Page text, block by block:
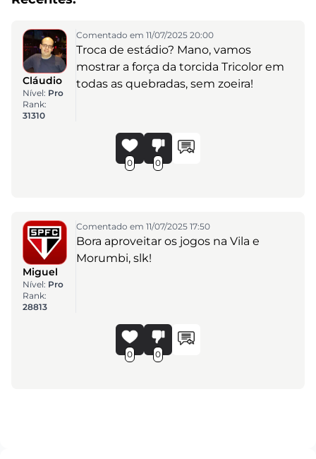
Cláudio
Nível: Pro
Rank:
31310
Comentado em 11/07/2025 20:00
Troca de estádio? Mano, vamos
mostrar a força da torcida Tricolor em
todas as quebradas, sem zoeira!
0 0
Miguel
Nível: Pro
Rank:
28813
Comentado em 11/07/2025 17:50
Bora aproveitar os jogos na Vila e
Morumbi, slk!
0 0